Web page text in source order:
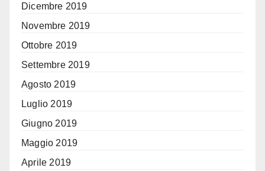
Dicembre 2019
Novembre 2019
Ottobre 2019
Settembre 2019
Agosto 2019
Luglio 2019
Giugno 2019
Maggio 2019
Aprile 2019